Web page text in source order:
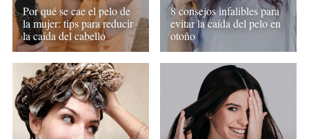
Por qué se cae el pelo de
la mujer: tips para reducir
la caída del cabello
8 consejos infalibles para
evitar la caída del pelo en
otoño